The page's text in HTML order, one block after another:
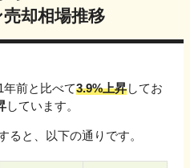
却相場推移
前と比べて3.9%上昇してお
しています。
ると、以下の通りです。